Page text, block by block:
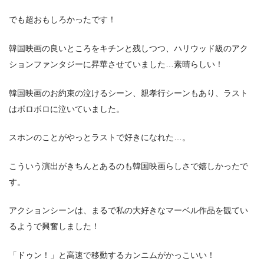
でも超おもしろかったです！
韓国映画の良いところをキチンと残しつつ、ハリウッド級のアク
ションファンタジーに昇華させていました…素晴らしい！
韓国映画のお約束の泣けるシーン、親孝行シーンもあり、ラスト
はボロボロに泣いていました。
スホンのことがやっとラストで好きになれた…。
こういう演出がきちんとあるのも韓国映画らしさで嬉しかったで
す。
アクションシーンは、まるで私の大好きなマーベル作品を観てい
るようで興奮しました！
「ドゥン！」と高速で移動するカンニムがかっこいい！